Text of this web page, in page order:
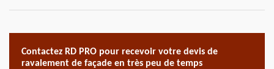
Contactez RD PRO pour recevoir votre devis de
ravalement de façade en très peu de temps